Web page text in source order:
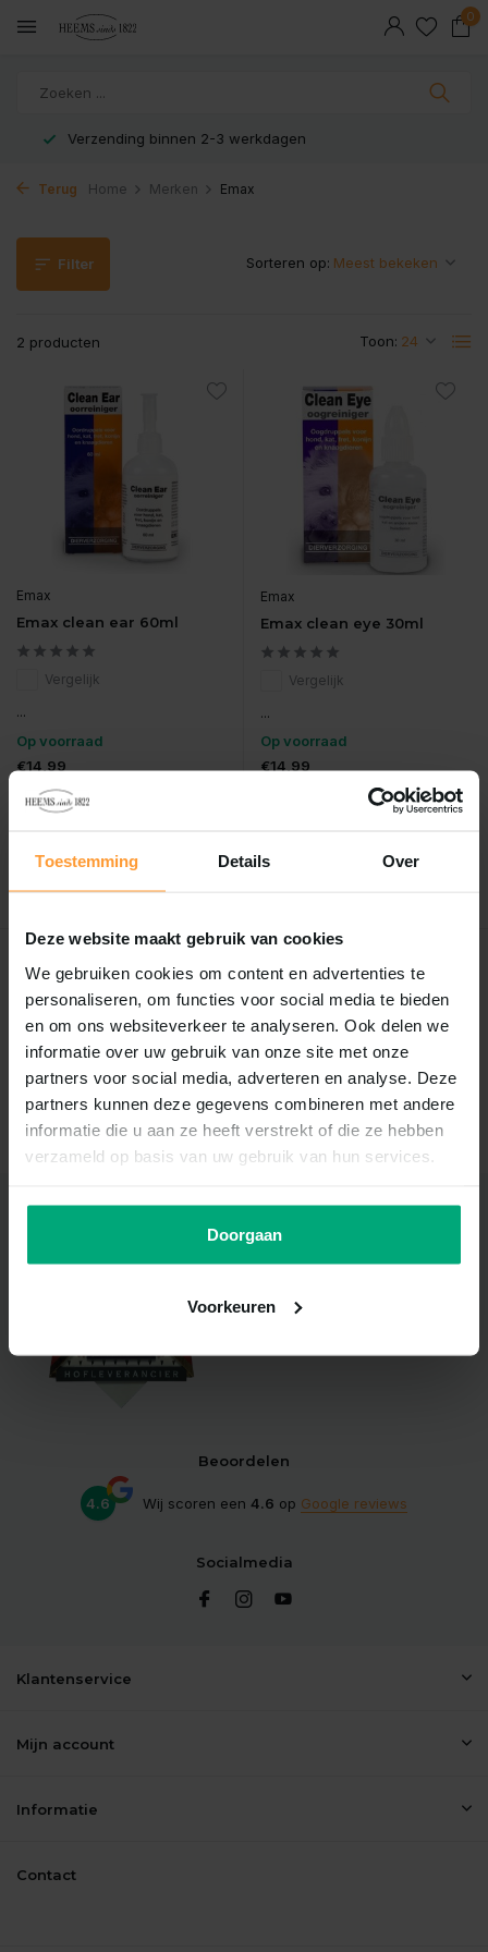
Toestemming Details Over
Deze website maakt gebruik van cookies
We gebruiken cookies om content en advertenties te
personaliseren, om functies voor social media te bieden
en om ons websiteverkeer te analyseren. Ook delen we
informatie over uw gebruik van onze site met onze
partners voor social media, adverteren en analyse. Deze
partners kunnen deze gegevens combineren met andere
informatie die u aan ze heeft verstrekt of die ze hebben
verzameld op basis van uw gebruik van hun services.
Doorgaan
Voorkeuren
0
Veilig en snel betaald met iDeal
Terug Home Merken Emax
Filter
2 producten Toon:
Sorteren op:
Emax
Emax clean ear 60ml
Vergelijk
...
Op voorraad
€14,99
Emax
Emax clean eye 30ml
Vergelijk
...
Op voorraad
€14,99
Mis nooit meer korting!
Schrijf je nu in voor onze nieuwsbrief
Abonneer
Koninklijk Wapen en de titel ‘Bij
Koninklijke Beschikking
Beoordelen
4.6 Wij scoren een 4.6 op Google reviews
Socialmedia
Klantenservice
Mijn account
Informatie
Contact